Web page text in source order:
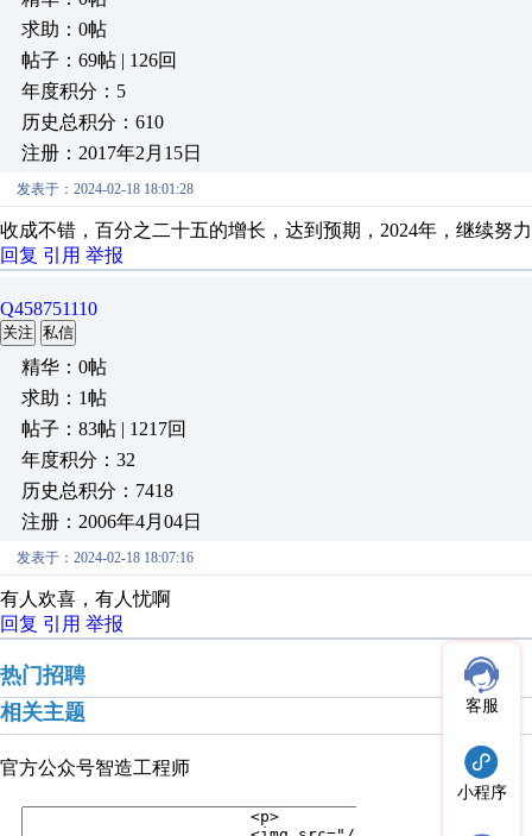
求助：0帖
帖子：69帖 | 126回
年度积分：5
历史总积分：610
注册：2017年2月15日
发表于：2024-02-18 18:01:28
收成不错，百分之二十五的增长，达到预期，2024年，继续努
回复 引用 举报
Q458751110
关注 私信
精华：0帖
求助：1帖
帖子：83帖 | 1217回
年度积分：32
历史总积分：7418
注册：2006年4月04日
发表于：2024-02-18 18:07:16
有人欢喜，有人忧啊
回复 引用 举报
热门招聘
相关主题
官方公众号智造工程师
客服
小程序